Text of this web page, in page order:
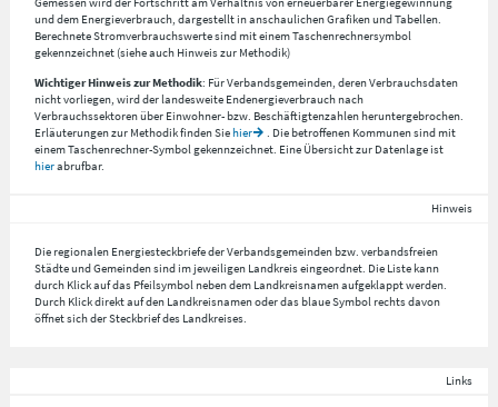
und dem Energieverbrauch, dargestellt in anschaulichen Grafiken und Tabellen.
Berechnete Stromverbrauchswerte sind mit einem Taschenrechnersymbol
gekennzeichnet (siehe auch Hinweis zur Methodik)
Wichtiger Hinweis zur Methodik: Für Verbandsgemeinden, deren Verbrauchsdaten
nicht vorliegen, wird der landesweite Endenergieverbrauch nach
Verbrauchssektoren über Einwohner- bzw. Beschäftigtenzahlen heruntergebrochen.
Erläuterungen zur Methodik finden Siehier
. Die betroffenen Kommunen sind mit
einem Taschenrechner-Symbol gekennzeichnet. Eine Übersicht zur Datenlage ist
hierabrufbar.
Hinweis
Die regionalen Energiesteckbriefe der Verbandsgemeinden bzw. verbandsfreien
Städte und Gemeinden sind im jeweiligen Landkreis eingeordnet. Die Liste kann
durch Klick auf das Pfeilsymbol neben dem Landkreisnamen aufgeklappt werden.
Durch Klick direkt auf den Landkreisnamen oder das blaue Symbol rechts davon
öffnet sich der Steckbrief des Landkreises.
Links